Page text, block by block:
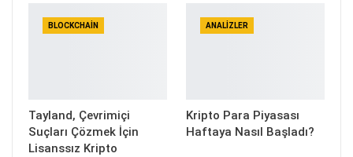
BLOCKCHAIN
Tayland, Çevrimiçi
Suçları Çözmek İçin
Lisanssız Kripto
ANALIZLER
Kripto Para Piyasası
Haftaya Nasıl Başladı?